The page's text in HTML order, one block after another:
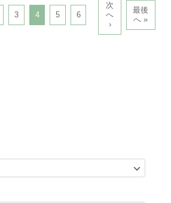
3 4 5 6
次
へ
›
最後
へ »